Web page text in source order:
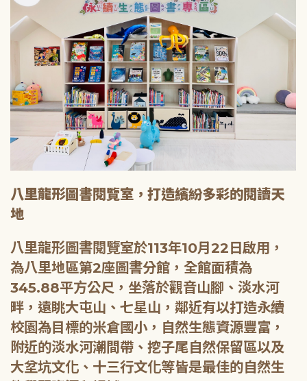
八里龍形圖書閱覽室，打造繽紛多彩的閱讀天
地
八里龍形圖書閱覽室於113年10月22日啟用，
為八里地區第2座圖書分館，全館面積為
345.88平方公尺，坐落於觀音山腳、淡水河
畔，遠眺大屯山、七星山，鄰近有以打造永續
校園為目標的米倉國小，自然生態資源豐富，
附近的淡水河潮間帶、挖子尾自然保留區以及
大坌坑文化、十三行文化等皆是最佳的自然生